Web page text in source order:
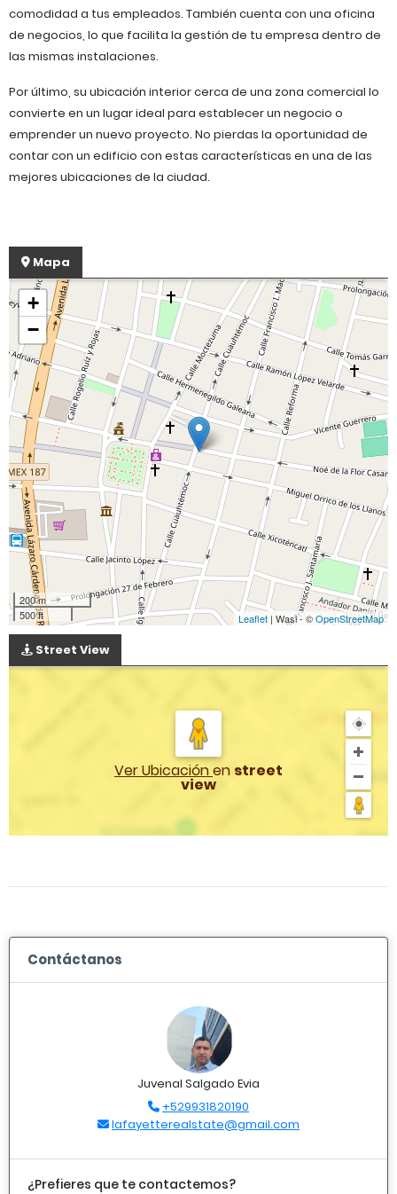
comodidad a tus empleados. También cuenta con una oficina
de negocios, lo que facilita la gestión de tu empresa dentro de
las mismas instalaciones.
Por último, su ubicación interior cerca de una zona comercial lo
convierte en un lugar ideal para establecer un negocio o
emprender un nuevo proyecto. No pierdas la oportunidad de
contar con un edificio con estas características en una de las
mejores ubicaciones de la ciudad.
Mapa
+
−
200 m
500 ft
Leaflet | Wasi - ©OpenStreetMap
Street View
Ver Ubicaciónen street
view
Contáctanos
Juvenal Salgado Evia
+529931820190
lafayetterealstate@gmail.com
¿Prefieres que te contactemos?